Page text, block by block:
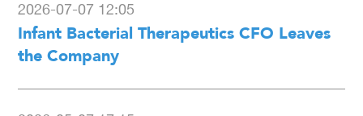
2026-07-07 12:05
Infant Bacterial Therapeutics CFO Leaves
the Company